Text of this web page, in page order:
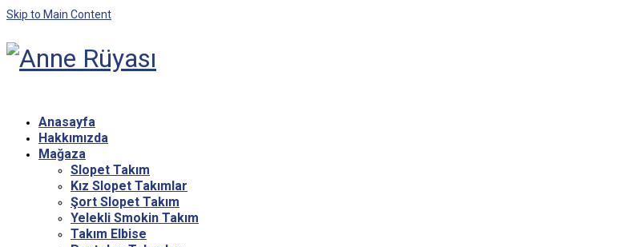
Skip to Main Content
Anasayfa
Hakkımızda
Mağaza
Slopet Takım
Kız Slopet Takımlar
Şort Slopet Takım
Yelekli Smokin Takım
Takım Elbise